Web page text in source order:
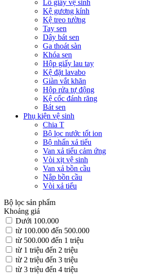
Lô giấy vệ sinh
Kệ gương kính
Kệ treo tường
Tay sen
Dây bát sen
Ga thoát sàn
Khóa sen
Hộp giấy lau tay
Kệ đặt lavabo
Giàn vắt khăn
Hộp rửa tự động
Kệ cốc đánh răng
Bát sen
Phụ kiện vệ sinh
Chia T
Bộ lọc nước tốt ion
Bộ nhấn xả tiểu
Van xả tiểu cảm ứng
Vòi xịt vệ sinh
Van xả bồn cầu
Nắp bồn cầu
Vòi xả tiểu
Bộ lọc sản phẩm
Khoảng giá
Dưới 100.000
từ 100.000 đến 500.000
từ 500.000 đến 1 triệu
từ 1 triệu đến 2 triệu
từ 2 triệu đến 3 triệu
từ 3 triệu đến 4 triệu